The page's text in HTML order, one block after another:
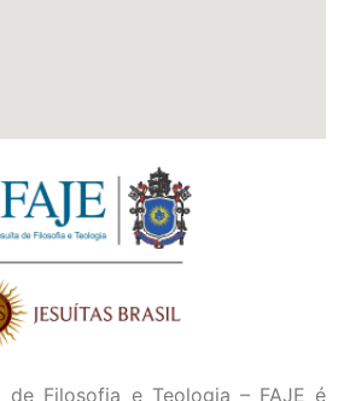
de Filosofia e Teologia – FAJE é